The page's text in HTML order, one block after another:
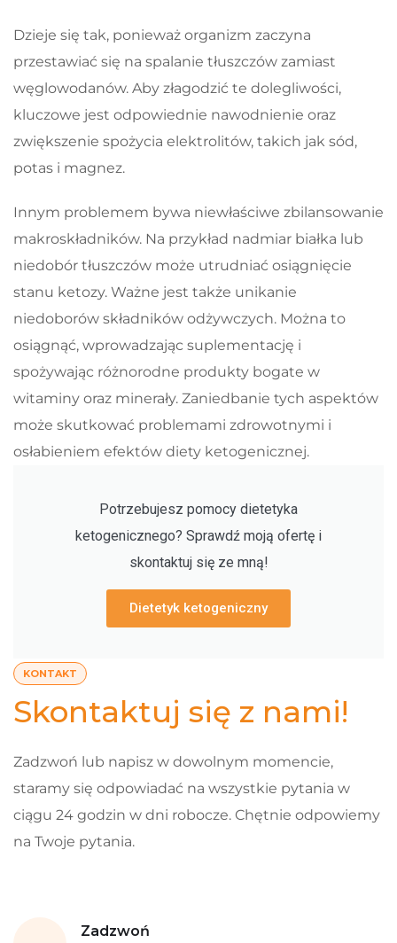
Dzieje się tak, ponieważ organizm zaczyna
przestawiać się na spalanie tłuszczów zamiast
węglowodanów. Aby złagodzić te dolegliwości,
kluczowe jest odpowiednie nawodnienie oraz
zwiększenie spożycia elektrolitów, takich jak sód,
potas i magnez.
Innym problemem bywa niewłaściwe zbilansowanie
makroskładników. Na przykład nadmiar białka lub
niedobór tłuszczów może utrudniać osiągnięcie
stanu ketozy. Ważne jest także unikanie
niedoborów składników odżywczych. Można to
osiągnąć, wprowadzając suplementację i
spożywając różnorodne produkty bogate w
witaminy oraz minerały. Zaniedbanie tych aspektów
może skutkować problemami zdrowotnymi i
osłabieniem efektów diety ketogenicznej.
Potrzebujesz pomocy dietetyka
ketogenicznego? Sprawdź moją ofertę i
skontaktuj się ze mną!
Dietetyk ketogeniczny
KONTAKT
Skontaktuj się z nami!
Zadzwoń lub napisz w dowolnym momencie,
staramy się odpowiadać na wszystkie pytania w
ciągu 24 godzin w dni robocze. Chętnie odpowiemy
na Twoje pytania.
Zadzwoń